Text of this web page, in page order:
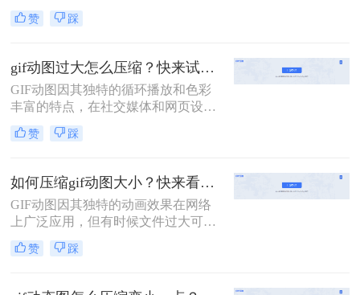
式，在网络传播中广受欢迎。然而，
GIF文件往往体积较大，影响加载速
一点呢？本文将介绍四种有效的GIF
压缩方法。
赞 踩
gif动图过大怎么压缩？快来试试这3种压缩方法！
GIF动图因其独特的循环播放和色彩
丰富的特点，在社交媒体和网页设计
中广泛应用。然而，过大的GIF文件
不仅会增加加载时间，还可能影响用
成为一项必要的任务。那么gif动图过
大怎么压缩呢？本文将介绍三种压缩
GIF动图的方法。
赞 踩
如何压缩gif动图大小？快来看这二个压缩方法！
GIF动图因其独特的动画效果在网络
上广泛应用，但有时候文件过大可能
会影响加载速度和用户体验。因此，
如何压缩gif动图大小变得尤为重要。
的方法
赞 踩